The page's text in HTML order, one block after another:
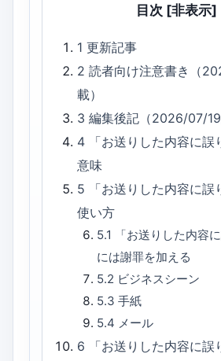
目次 [非表示]
1更新記事
2読者向け注意書き（
載）
3編集後記（2026/07/19
4
「お送りした内容に
意味
5
「お送りした内容に
使い方
5.1
「お送りした内容
には謝罪を加える
5.2 ビジネスシーン
5.3 手紙
5.4 メール
6
「お送りした内容に